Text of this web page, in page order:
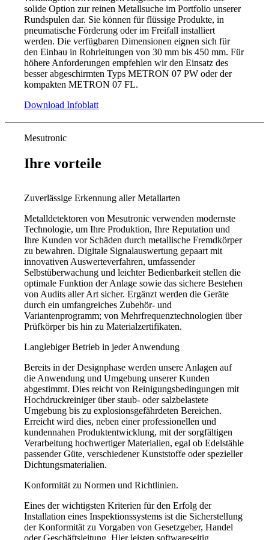
solide Option zur reinen Metallsuche im Portfolio unserer
Rundspulen dar. Sie können für flüssige Produkte, in
pneumatische Förderung oder im Freifall installiert
werden. Die verfügbaren Dimensionen eignen sich für
den Einbau in Rohrleitungen von 30 mm bis 450 mm. Für
höhere Anforderungen empfehlen wir den Einsatz des
besser abgeschirmten Typs METRON 07 PW oder der
kompakten METRON 07 FL.
Download Infoblatt
Mesutronic
Ihre vorteile
Zuverlässige Erkennung aller Metallarten
Metalldetektoren von Mesutronic verwenden modernste
Technologie, um Ihre Produktion, Ihre Reputation und
Ihre Kunden vor Schäden durch metallische Fremdkörper
zu bewahren. Digitale Signalauswertung gepaart mit
innovativen Auswerteverfahren, umfassender
Selbstüberwachung und leichter Bedienbarkeit stellen die
optimale Funktion der Anlage sowie das sichere Bestehen
von Audits aller Art sicher. Ergänzt werden die Geräte
durch ein umfangreiches Zubehör- und
Variantenprogramm; von Mehrfrequenztechnologien über
Prüfkörper bis hin zu Materialzertifikaten.
Langlebiger Betrieb in jeder Anwendung
Bereits in der Designphase werden unsere Anlagen auf
die Anwendung und Umgebung unserer Kunden
abgestimmt. Dies reicht von Reinigungsbedingungen mit
Hochdruckreiniger über staub- oder salzbelastete
Umgebung bis zu explosionsgefährdeten Bereichen.
Erreicht wird dies, neben einer professionellen und
kundennahen Produktentwicklung, mit der sorgfältigen
Verarbeitung hochwertiger Materialien, egal ob Edelstähle
passender Güte, verschiedener Kunststoffe oder spezieller
Dichtungsmaterialien.
Konformität zu Normen und Richtlinien.
Eines der wichtigsten Kriterien für den Erfolg der
Installation eines Inspektionssystems ist die Sicherstellung
der Konformität zu Vorgaben von Gesetzgeber, Handel